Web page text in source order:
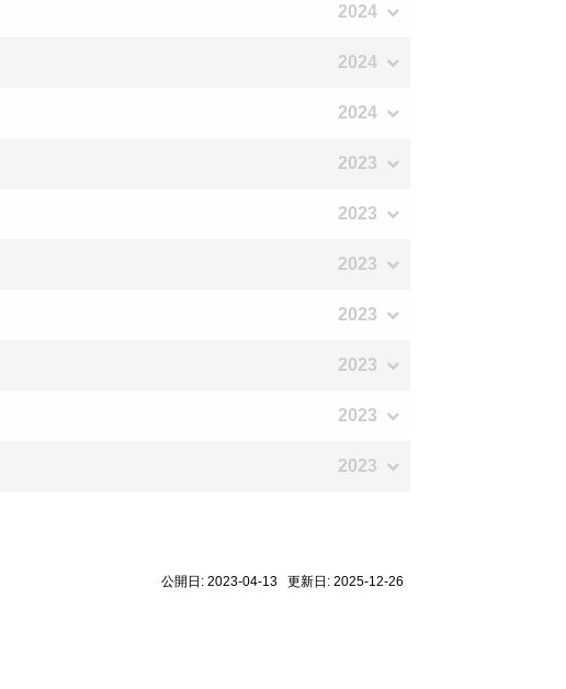
2024
2024
2024
2023
2023
2023
2023
2023
2023
2023
公開日: 2023-04-13 更新日: 2025-12-26